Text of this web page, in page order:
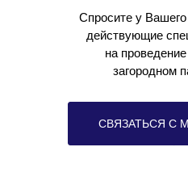
Спросите у
действующие
на
загородном
СВЯЗАТЬСЯ С